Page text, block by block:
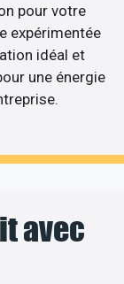
pour votre
expérimentée
idéal et
une énergie
avec